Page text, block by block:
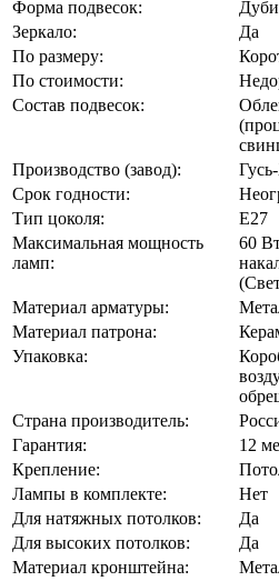
Форма подвесок:
Зеркало:
Да
По размеру:
По стоимости:
Состав подвесок:
Производство (завод):
Срок годности:
Тип цоколя:
Е27
Максимальная мощность
ламп:
60
Материал арматуры:
Материал патрона:
Упаковка:
Страна производитель:
Гарантия:
12
Крепление:
Лампы в комплекте:
Нет
Для натяжных потолков:
Да
Для высоких потолков:
Да
Материал кронштейна: